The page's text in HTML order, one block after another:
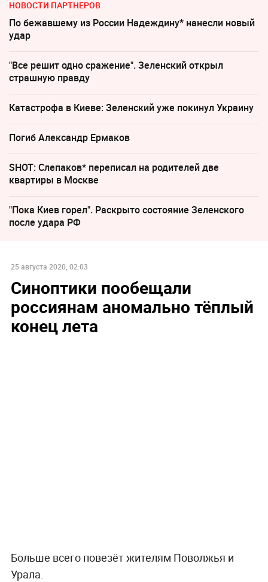
НОВОСТИ ПАРТНЕРОВ
По бежавшему из России Надеждину* нанесли новый
удар
"Все решит одно сражение". Зеленский открыл
страшную правду
Катастрофа в Киеве: Зеленский уже покинул Украину
Погиб Александр Ермаков
SHOT: Слепаков* переписал на родителей две
квартиры в Москве
"Пока Киев горел". Раскрыто состояние Зеленского
после удара РФ
25 августа 2020, 02:03
Синоптики пообещали
россиянам аномально тёплый
конец лета
Больше всего повезёт жителям Поволжья и
Урала.